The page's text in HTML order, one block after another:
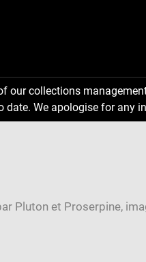
our collections
date. We apologise for any